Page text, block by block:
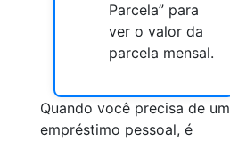
Parcela” para
ver o valor da
parcela mensal.
Quando você precisa de um
empréstimo pessoal, é